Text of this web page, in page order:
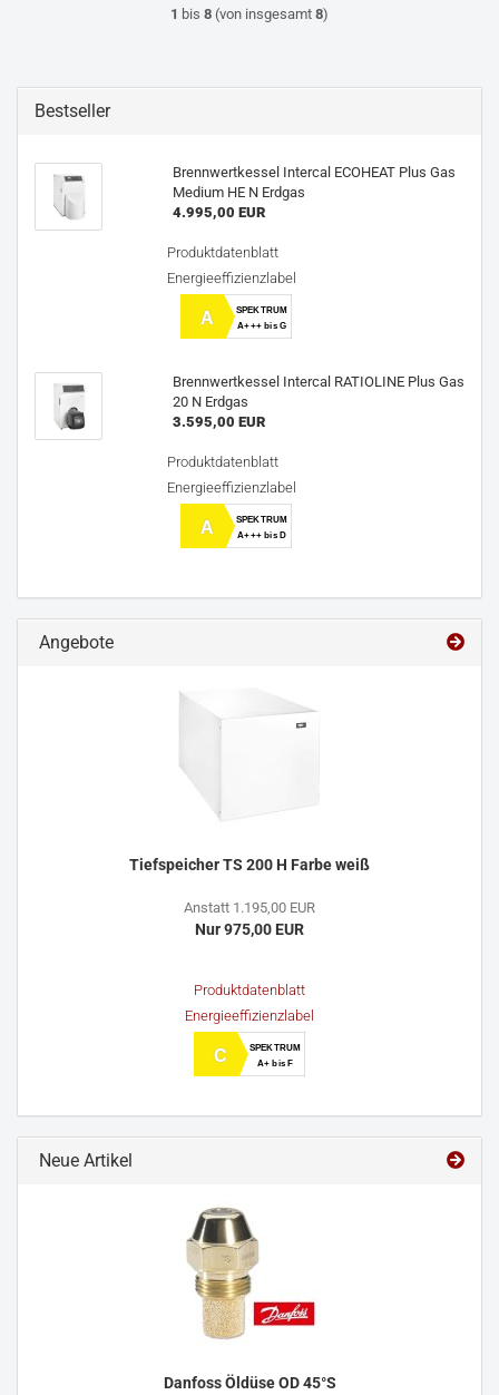
1 bis 8 (von insgesamt 8)
Bestseller
Brennwertkessel Intercal ECOHEAT Plus Gas
Medium HE N Erdgas
4.995,00 EUR
Produktdatenblatt
Energieeffizienzlabel
A
SPEKTRUM
A+++ bis G
Brennwertkessel Intercal RATIOLINE Plus Gas
20 N Erdgas
3.595,00 EUR
Produktdatenblatt
Energieeffizienzlabel
A
SPEKTRUM
A+++ bis D
Angebote
Tiefspeicher TS 200 H Farbe weiß
Anstatt 1.195,00 EUR
Nur 975,00 EUR
Produktdatenblatt
Energieeffizienzlabel
C
SPEKTRUM
A+ bis F
Neue Artikel
Danfoss Öldüse OD 45°S